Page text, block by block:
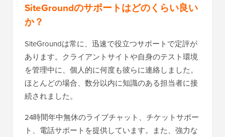
SiteGroundのサポートはどのくらい良い
か？
SiteGroundは常に、迅速で役立つサポートで定評が
あります。クライアントサイトや自身のテスト環境
を管理中に、個人的に何度も彼らに連絡しました。
ほとんどの場合、数分以内に知識のある担当者に接
続されました。
24時間年中無休のライブチャット、チケットサポー
ト、電話サポートを提供しています。また、強力な